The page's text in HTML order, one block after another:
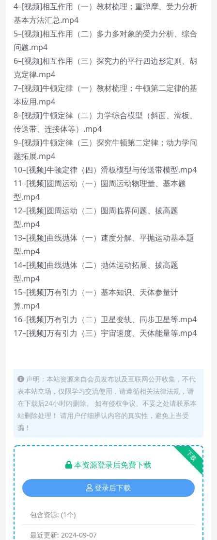
4–[视频]相互作用（一）教材梳理；重弹摩、受力分析
基本方法汇总.mp4
5–[视频]相互作用（二）多力多对象的受力分析、综合
问题.mp4
6–[视频]相互作用（三）探究力的平行四边形定则、胡
克定律.mp4
7–[视频]牛顿定律（一）教材梳理；牛顿第二定律的基
本应用.mp4
8–[视频]牛顿定律（二）力学综合模型（斜面、滑板、
传送带、连接体等）.mp4
9–[视频]牛顿定律（三）探究牛顿第二定律；动力学问
题拓展.mp4
10–[视频]牛顿定律（四）滑板模型与传送带模型.mp4
11–[视频]圆周运动（一）圆周运动物理量、基本题
型.mp4
12–[视频]圆周运动（二）圆周临界问题、拔高题
型.mp4
13–[视频]曲线抛体（一）速度分解、平抛运动基本题
型.mp4
14–[视频]曲线抛体（二）抛体运动拓展、拔高题
型.mp4
15–[视频]万有引力（一）基本知识、天体参量计
算.mp4
16–[视频]万有引力（二）卫星变轨、同步卫星等.mp4
17–[视频]万有引力（三）宇宙速度、天体能量等.mp4
声明：本站资源来自会员发布以及互联网公开收集，不代
表本站立场，仅限学习交流使用，请遵循相关法律法规，请
在下载后24小时内删除。 如有侵权争议、不妥之处请联系本
站删除处理！ 请用户仔细辨认内容的真实性，避免上当受
骗！
下载
本资源登录后免费下载
登录后下载
包含资源: (1个)
最近更新: 2024-09-07